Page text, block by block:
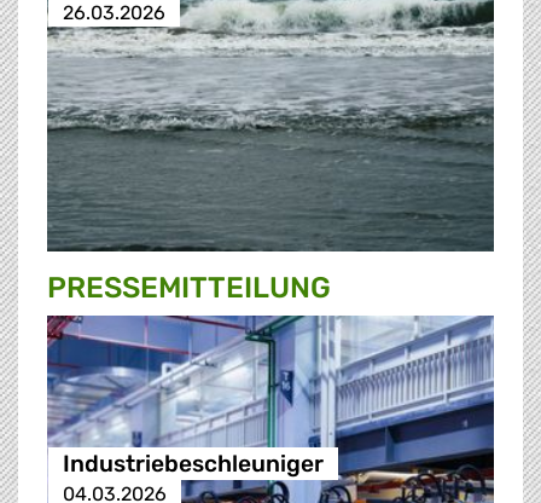
26.03.2026
PRESSE­MITTEILUNG
Industriebeschleuniger
04.03.2026